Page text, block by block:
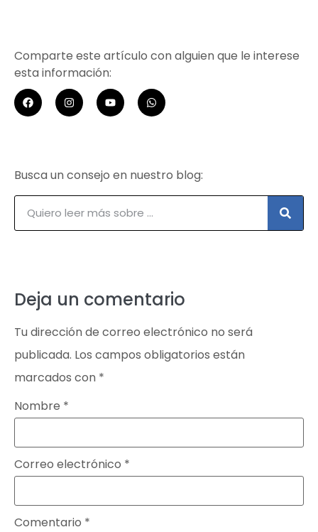
Comparte este artículo con alguien que le interese
esta información:
Busca un consejo en nuestro blog:
Deja un comentario
Tu dirección de correo electrónico no será
publicada. Los campos obligatorios están
marcados con *
Nombre *
Correo electrónico *
Comentario *